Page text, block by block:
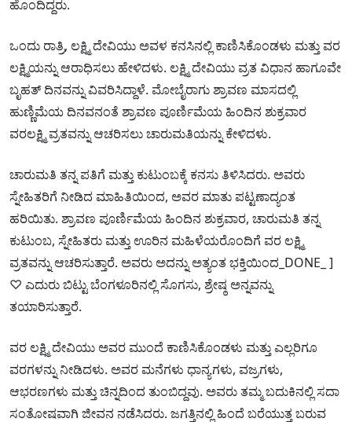
ಹೊಂದಿದ್ದರು.
ಒಂದು ರಾತ್ರಿ, ಲಕ್ಷ್ಮಿ ದೇವಿಯು ಅವಳ ಕನಸಿನಲ್ಲಿ ಕಾಣಿಸಿಕೊಂಡಳು ಮತ್ತು ವರ
ಲಕ್ಷ್ಮಿಯನ್ನು ಆರಾಧಿಸಲು ಹೇಳಿದಳು. ಲಕ್ಷ್ಮಿ ದೇವಿಯು ವ್ರತ ವಿಧಾನ ಹಾಗೂವೇ
ಬೃಹತ್ ದಿನವನ್ನು ವಿವರಿಸಿದ್ದಾಳೆ. ಮೋಬೈರಾಗು ಶ್ರಾವಣ ಮಾಸದಲ್ಲಿ
ಹುಣ್ಣಿಮೆಯ ದಿನವನಂತೆ ಶ್ರಾವಣ ಪೂರ್ಣಿಮೆಯ ಹಿಂದಿನ ಶುಕ್ರವಾರ
ವರಲಕ್ಷ್ಮಿ ವ್ರತವನ್ನು ಆಚರಿಸಲು ಚಾರುಮತಿಯನ್ನು ಕೇಳಿದಳು.
ಚಾರುಮತಿ ತನ್ನ ಪತಿಗೆ ಮತ್ತು ಕುಟುಂಬಕ್ಕೆ ಕನಸು ತಿಳಿಸಿದರು. ಅವರು
ಸ್ನೇಹಿತರಿಗೆ ನೀಡಿದ ಮಾಹಿತಿಯಿಂದ, ಅವರ ಮಾತು ಪಟ್ಟಣಾದ್ಯಂತ
ಹರಿಯಿತು. ಶ್ರಾವಣ ಪೂರ್ಣಿಮೆಯ ಹಿಂದಿನ ಶುಕ್ರವಾರ, ಚಾರುಮತಿ ತನ್ನ
ಕುಟುಂಬ, ಸ್ನೇಹಿತರು ಮತ್ತು ಊರಿನ ಮಹಿಳೆಯರೊಂದಿಗೆ ವರ ಲಕ್ಷ್ಮಿ
ವ್ರತವನ್ನು ಆಚರಿಸುತ್ತಾರೆ. ಅವರು ಅದನ್ನು ಅತ್ಯಂತ ಭಕ್ತಿಯಿಂದ_DONE_ ]
♡ ಎದುರು ಬಿಟ್ಟು ಬೆಂಗಳೂರಿನಲ್ಲಿ ಸೊಗಸು, ಶ್ರೇಷ್ಠ ಅನ್ನವನ್ನು
ತಯಾರಿಸುತ್ತಾರೆ.
ವರ ಲಕ್ಷ್ಮಿ ದೇವಿಯು ಅವರ ಮುಂದೆ ಕಾಣಿಸಿಕೊಂಡಳು ಮತ್ತು ಎಲ್ಲರಿಗೂ
ವರಗಳನ್ನು ನೀಡಿದಳು. ಅವರ ಮನೆಗಳು ಧಾನ್ಯಗಳು, ವಜ್ರಗಳು,
ಆಭರಣಗಳು ಮತ್ತು ಚಿನ್ನದಿಂದ ತುಂಬಿದ್ದವು. ಅವರು ತಮ್ಮ ಬದುಕಿನಲ್ಲಿ ಸದಾ
ಸಂತೋಷವಾಗಿ ಜೀವನ ನಡೆಸಿದರು. ಜಗತ್ತಿನಲ್ಲಿ ಹಿಂದೆ ಬರೆಯುತ್ತ ಬರುವ